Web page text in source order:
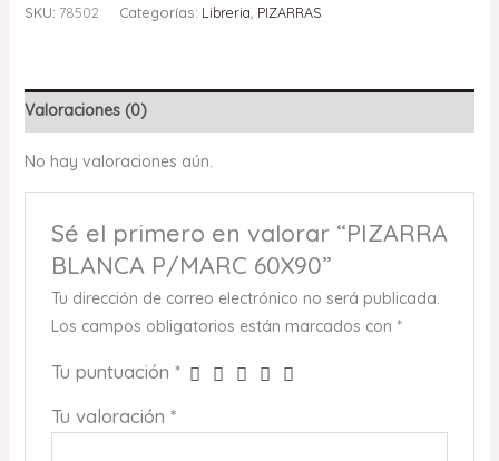
SKU: 78502 Categorías: Libreria PIZARRAS
Valoraciones (0)
No hay valoraciones aún.
Sé el primero en valorar “PIZARRA
BLANCA P/MARC 60X90”
Tu dirección de correo electrónico no será publicada.
Los campos obligatorios están marcados con *
Tu puntuación *
Tu valoración *